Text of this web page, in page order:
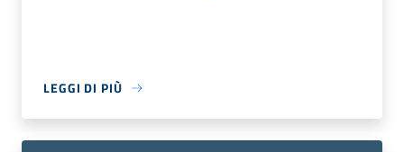
LEGGI DI PIÙ